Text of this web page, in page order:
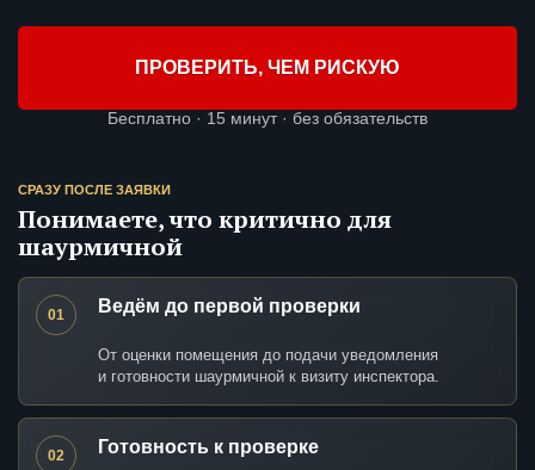
ПРОВЕРИТЬ, ЧЕМ РИСКУЮ
Бесплатно · 15 минут · без обязательств
СРАЗУ ПОСЛЕ ЗАЯВКИ
Понимаете, что критично для
шаурмичной
01 Ведём до первой проверки
От оценки помещения до подачи уведомления
и готовности шаурмичной к визиту инспектора.
02 Готовность к проверке